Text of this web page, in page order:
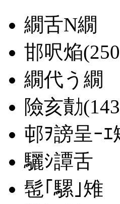
繝舌Ν繝
邯呎焔
繝代う繝
險亥勣
邨ｦ謗呈ｰｴ
驪ｼ譚舌
髢｢騾｣雉